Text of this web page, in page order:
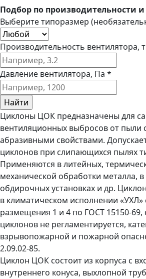
Подбор по производительности
Выберите типоразмер
Производительность вентилятора,
Давление вентилятора, Па *
Циклоны ЦОК предназначены для
вентиляционных выбросов от
абразивными свойствами.
циклонов при слипающихся пылях
Применяются в литейных,
механической обработки металла,
обдирочных установках и др.
в климатическом исполнении «УХЛ»
размещения 1 и 4 по ГОСТ 15150-69,
циклонов не регламентируется,
взрывопожарной и пожарной
2.09.02-85.
Циклон ЦОК состоит из корпуса с
внутреннего конуса, выхлопной